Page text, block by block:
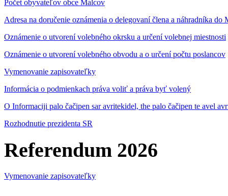
Počet obyvateľov obce Malcov
Adresa na doručenie oznámenia o delegovaní člena a náhradníka
Oznámenie o utvorení volebného okrsku a určení volebnej miestnosti
Oznámenie o utvorení volebného obvodu a o určení počtu poslancov
Vymenovanie zapisovateľky
Informácia o podmienkach práva voliť a práva byť volený
O Informaciji palo čačipen sar avritekidel, the palo čačipen te avel
Rozhodnutie prezidenta SR
Referendum 2026
Vymenovanie zapisovateľky